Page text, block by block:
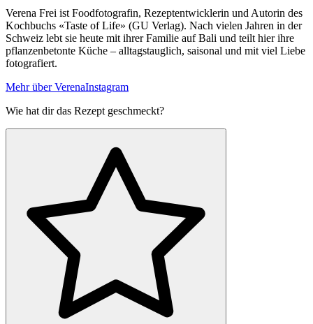
Verena Frei ist Foodfotografin, Rezeptentwicklerin und Autorin des
Kochbuchs «Taste of Life» (GU Verlag). Nach vielen Jahren in der
Schweiz lebt sie heute mit ihrer Familie auf Bali und teilt hier ihre
pflanzenbetonte Küche – alltagstauglich, saisonal und mit viel Liebe
fotografiert.
Mehr über VerenaInstagram
Wie hat dir das Rezept geschmeckt?